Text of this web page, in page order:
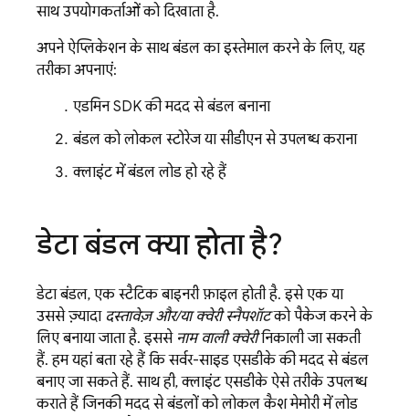
साथ उपयोगकर्ताओं को दिखाता है.
अपने ऐप्लिकेशन के साथ बंडल का इस्तेमाल करने के लिए, यह
तरीका अपनाएं:
एडमिन SDK की मदद से बंडल बनाना
बंडल को लोकल स्टोरेज या सीडीएन से उपलब्ध कराना
क्लाइंट में बंडल लोड हो रहे हैं
डेटा बंडल क्या होता है?
डेटा बंडल, एक स्टैटिक बाइनरी फ़ाइल होती है. इसे एक या
उससे ज़्यादा दस्तावेज़ और/या क्वेरी स्नैपशॉटको पैकेज करने के
लिए बनाया जाता है. इससे नाम वाली क्वेरीनिकाली जा सकती
हैं. हम यहां बता रहे हैं कि सर्वर-साइड एसडीके की मदद से बंडल
बनाए जा सकते हैं. साथ ही, क्लाइंट एसडीके ऐसे तरीके उपलब्ध
कराते हैं जिनकी मदद से बंडलों को लोकल कैश मेमोरी में लोड